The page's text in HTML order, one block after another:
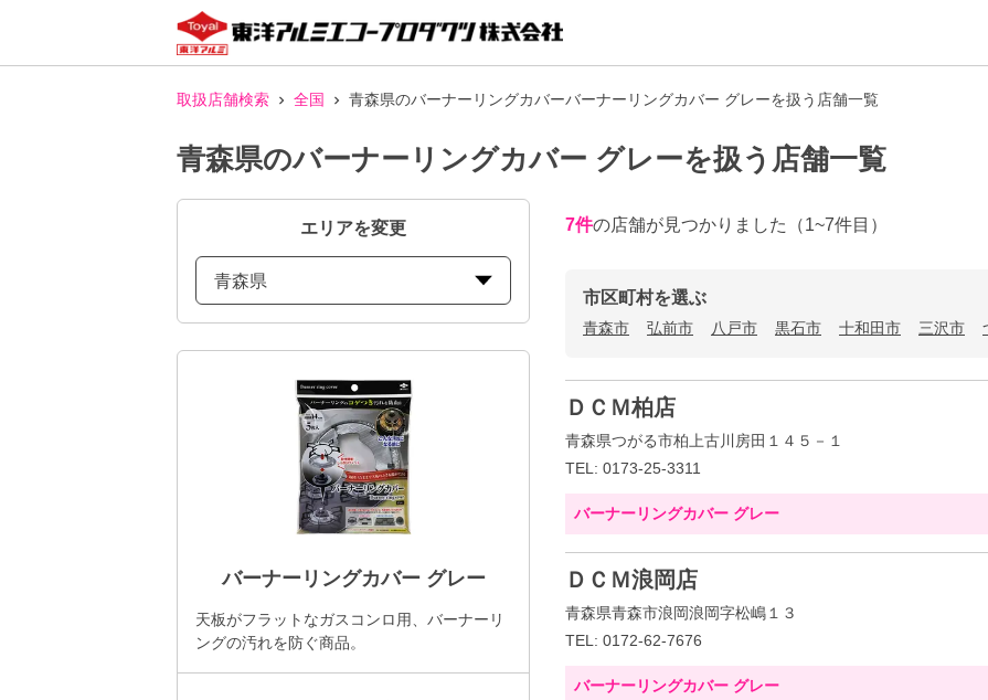
取扱店舗検索 全国 青森県のバーナーリングカバーバーナーリングカバー グレーを扱う店舗一覧
青森県のバーナーリングカバー グレーを扱う店舗一覧
エリアを変更
青森県
バーナーリングカバー グレー
天板がフラットなガスコンロ用、バーナーリ
ングの汚れを防ぐ商品。
7件の店舗が見つかりました （1~7件目）
市区町村を選ぶ
青森市 弘前市 八戸市 黒石市 十和田市 三沢市
ＤＣＭ柏店
青森県つがる市柏上古川房田１４５－１
TEL: 0173-25-3311
バーナーリングカバー グレー
ＤＣＭ浪岡店
青森県青森市浪岡浪岡字松嶋１３
TEL: 0172-62-7676
バーナーリングカバー グレー